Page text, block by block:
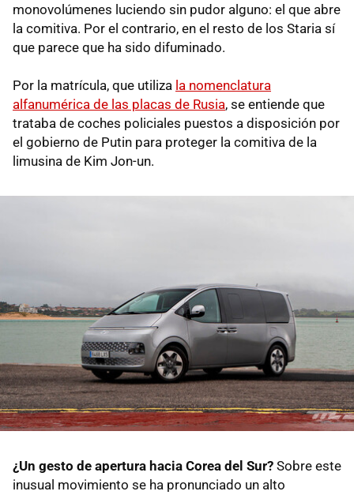
monovolúmenes luciendo sin pudor alguno: el que abre
la comitiva. Por el contrario, en el resto de los Staria sí
que parece que ha sido difuminado.
Por la matrícula, que utiliza la nomenclatura
alfanumérica de las placas de Rusia, se entiende que
trataba de coches policiales puestos a disposición por
el gobierno de Putin para proteger la comitiva de la
limusina de Kim Jon-un.
¿Un gesto de apertura hacia Corea del Sur? Sobre este
inusual movimiento se ha pronunciado un alto